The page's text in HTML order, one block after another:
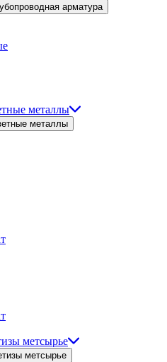
арматура
металлы
металлы
метсырье
метсырье